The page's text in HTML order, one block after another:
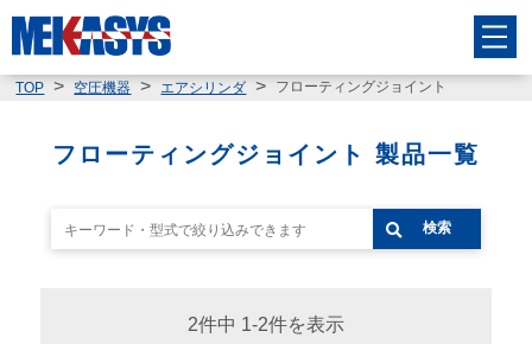
TOP 空圧機器 エアシリンダ フローティングジョイント
フローティングジョイント 製品一覧
検索
2件中 1-2件を表示